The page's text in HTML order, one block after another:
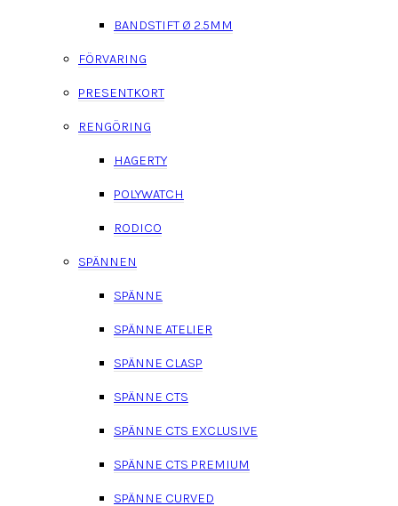
BANDSTIFT Ø 2.5MM
FÖRVARING
PRESENTKORT
RENGÖRING
HAGERTY
POLYWATCH
RODICO
SPÄNNEN
SPÄNNE
SPÄNNE ATELIER
SPÄNNE CLASP
SPÄNNE CTS
SPÄNNE CTS EXCLUSIVE
SPÄNNE CTS PREMIUM
SPÄNNE CURVED